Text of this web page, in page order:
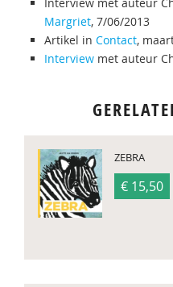
Margriet, 7/06/2013
Artikel in Contact,
Interview met auteur
ZEBRA
€ 15,50